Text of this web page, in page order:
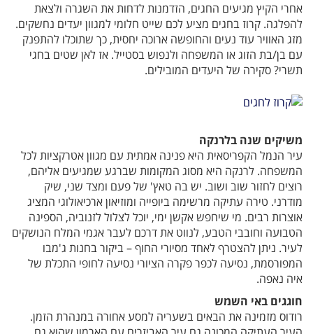
אחרי הקיץ מגיעים החגים, הזדמנות לדחות את השגרה ולצאת
להפלגה. קרוז בחגים מציע לכם שייט חלומי למגוון יעדים נחשקים.
מזג האוויר עוד נעים והחופשה ארוכה יחסית, כך שתוכלו להתפנק
עם בן/בת הזוג או המשפחה ולנפוש בסטייל. אז לאן שטים בחגי
תשרי? סקירה של היעדים המובילים.
משיקים שנה בלרנקה
עיר הנמל הקפריסאית היא פנינה אמתית עם מגוון אטרקציות לכל
המשפחה. לרנקה היא מסוג המקומות שברגע שמגיעים אליהם,
רוצים לחזור שוב ושוב. יש בה טאץ' של פעם ומצד שני, שיק
מודרני. טירה עתיקה מרשימה ביופייה ומוזיאון ארכיאולוגי המציג
אוצרות רבים. מי שיחפש אקשן ימי, יוכל לצלול לזנוביה, הספינה
הטבועה וחובבי הטבע, לנווט את דרכם לעבר אגמי המלח הנושקים
לעיר. ניתן להצטרף לאחד מסיורי החוף – ביקור בחנות ג'מבו
המפורסמת, נסיעה לכפר פקרה הציורי נסיעה לחופי התכלת של
איה נאפה.
חוגגים באי השמש
רודוס מזמינה את הבאים בשעריה למסע אחורה במנהרת הזמן.